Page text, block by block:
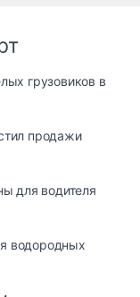
грузовиков в
продажи
для водителя
водородных